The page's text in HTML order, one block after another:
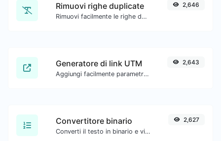
Rimuovi righe duplicate
Rimuovi facilmente le righe duplicate da un testo.
2,646
Generatore di link UTM
Aggiungi facilmente parametri UTM validi e genera un link tracciabile UTM.
2,643
Convertitore binario
Converti il testo in binario e viceversa per qualsiasi input di stringa.
2,627